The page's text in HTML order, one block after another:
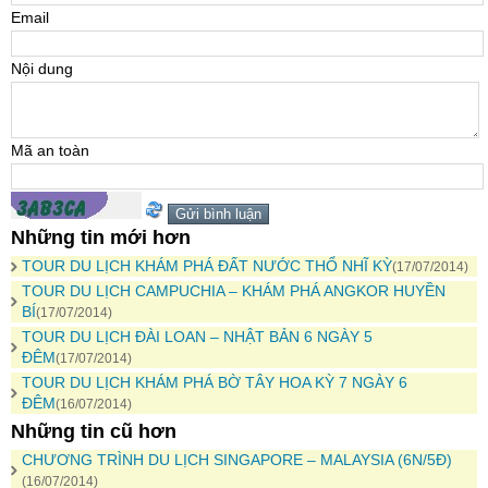
Email
Nội dung
Mã an toàn
Những tin mới hơn
TOUR DU LỊCH KHÁM PHÁ ĐẤT NƯỚC THỔ NHĨ KỲ(17/07/2014)
TOUR DU LỊCH CAMPUCHIA – KHÁM PHÁ ANGKOR HUYỀN
BÍ(17/07/2014)
TOUR DU LỊCH ĐÀI LOAN – NHẬT BẢN 6 NGÀY 5
ĐÊM(17/07/2014)
TOUR DU LỊCH KHÁM PHÁ BỜ TÂY HOA KỲ 7 NGÀY 6
ĐÊM(16/07/2014)
Những tin cũ hơn
CHƯƠNG TRÌNH DU LỊCH SINGAPORE – MALAYSIA (6N/5Đ)
(16/07/2014)